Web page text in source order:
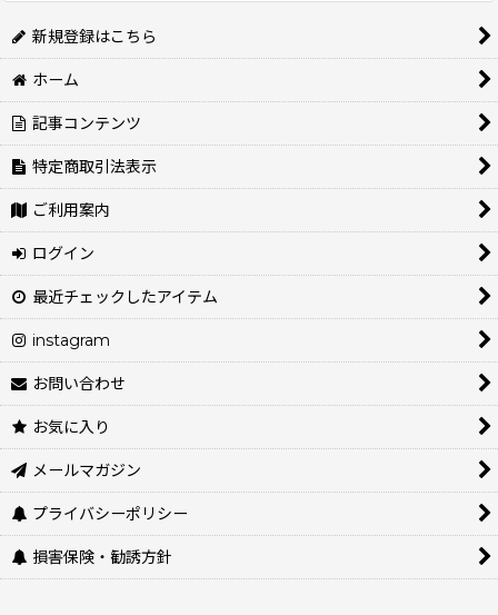
新規登録はこちら
ホーム
記事コンテンツ
特定商取引法表示
ご利用案内
ログイン
最近チェックしたアイテム
instagram
お問い合わせ
お気に入り
メールマガジン
プライバシーポリシー
損害保険・勧誘方針